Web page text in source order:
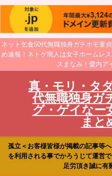
ネット乞食50代無職独身ガチホモ童
め速報！ネトゲ廃人は女子ホームレ
スまなみ！愛内ア
真・モリ・タ
代無職独身ガ
グ・ゲイなー
まと
孤立＜お客様皆様が掲載の記事等
を利用される事でかろうじて運営
足労頂き誠に有